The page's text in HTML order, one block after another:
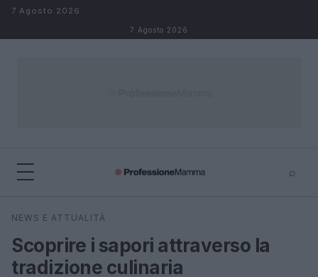
Salta al contenuto
7 Agosto 2026
7 Agosto 2026
⌕
Cerca
NEWS E ATTUALITÀ
Scoprire i sapori attraverso la
tradizione culinaria